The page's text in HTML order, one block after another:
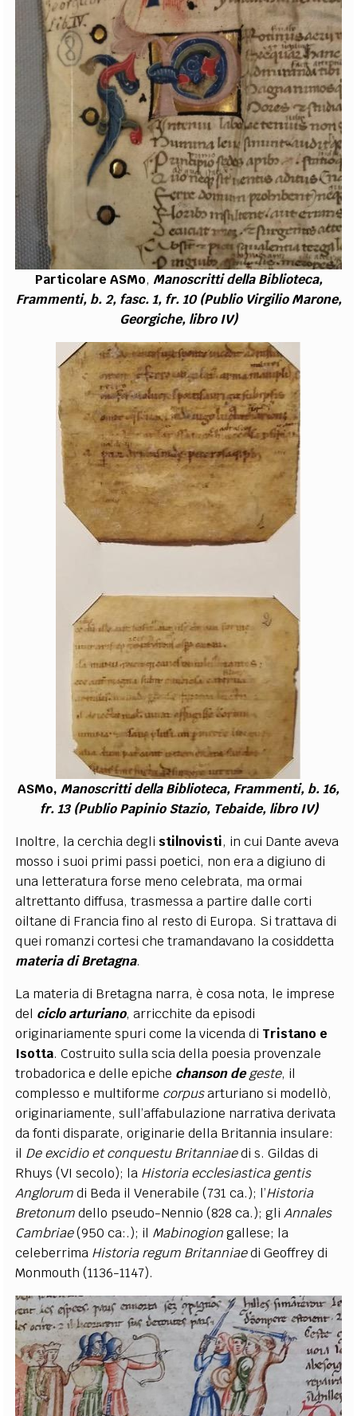
Particolare ASMo, Manoscritti della Biblioteca,
Frammenti, b. 2, fasc. 1, fr. 10 (Publio Virgilio Marone,
Georgiche, libro IV)
ASMo, Manoscritti della Biblioteca, Frammenti, b. 16,
fr. 13 (Publio Papinio Stazio, Tebaide, libro IV)
Inoltre, la cerchia degli stilnovisti, in cui Dante aveva
mosso i suoi primi passi poetici, non era a digiuno di
una letteratura forse meno celebrata, ma ormai
altrettanto diffusa, trasmessa a partire dalle corti
oiltane di Francia fino al resto di Europa. Si trattava di
quei romanzi cortesi che tramandavano la cosiddetta
materia di Bretagna.
La materia di Bretagna narra, è cosa nota, le imprese
del ciclo arturiano, arricchite da episodi
originariamente spuri come la vicenda di Tristano e
Isotta. Costruito sulla scia della poesia provenzale
trobadorica e delle epiche chanson degeste, il
complesso e multiforme corpusarturiano si modellò,
originariamente, sull’affabulazione narrativa derivata
da fonti disparate, originarie della Britannia insulare:
il De excidio et conquestu Britanniaedi s. Gildas di
Rhuys (VI secolo); la Historia ecclesiastica gentis
Anglorumdi Beda il Venerabile (731 ca.); l’Historia
Bretonumdello pseudo-Nennio (828 ca.); gliAnnales
Cambriae(950 ca:.); il Mabinogiongallese; la
celeberrima Historia regum Britanniaedi Geoffrey di
Monmouth (1136-1147).